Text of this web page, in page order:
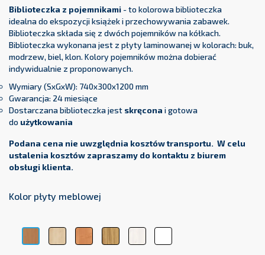
Biblioteczka z pojemnikami - to kolorowa biblioteczka
idealna do ekspozycji książek i przechowywania zabawek.
Biblioteczka składa się z dwóch pojemników na kółkach.
Biblioteczka wykonana jest z płyty laminowanej w kolorach: buk,
modrzew, biel, klon. Kolory pojemników można dobierać
indywidualnie z proponowanych.
Wymiary (SxGxW): 740x300x1200 mm
Gwarancja: 24 miesiące
Dostarczana biblioteczka jest skręcona i gotowa
do użytkowania
Podana cena nie uwzględnia kosztów transportu. W celu
ustalenia kosztów zapraszamy do kontaktu z biurem
obsługi klienta.
Kolor płyty meblowej
Klon Olcha Dąb ModrzewBiel